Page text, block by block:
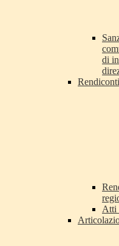
di
Atti